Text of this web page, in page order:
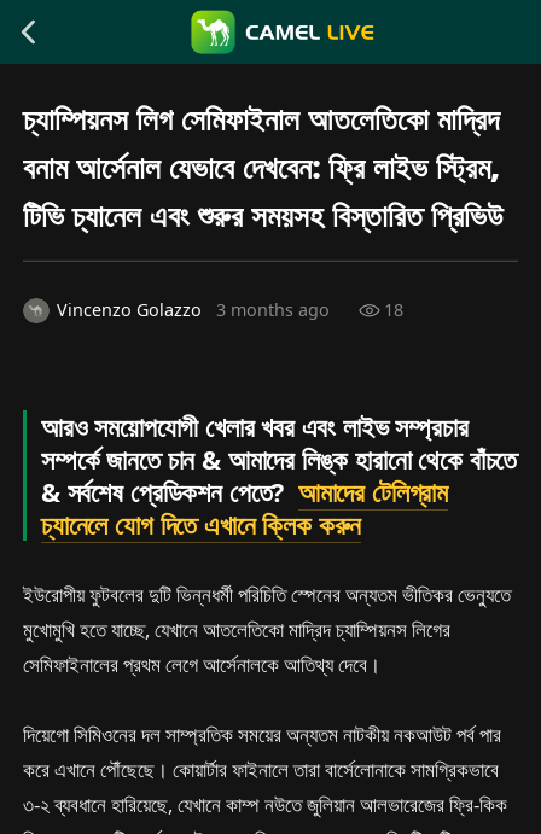
চ্যাম্পিয়নস লিগ সেমিফাইনাল আতলেতিকো মাদ্রিদ
বনাম আর্সেনাল যেভাবে দেখবেন: ফ্রি লাইভ স্ট্রিম,
টিভি চ্যানেল এবং শুরুর সময়সহ বিস্তারিত প্রিভিউ
Vincenzo Golazzo 3 months ago 18
আরও সময়োপযোগী খেলার খবর এবং লাইভ সম্প্রচার
সম্পর্কে জানতে চান & আমাদের লিঙ্ক হারানো থেকে বাঁচতে
& সর্বশেষ প্রেডিকশন পেতে? আমাদের টেলিগ্রাম
চ্যানেলে যোগ দিতে এখানে ক্লিক করুন
ইউরোপীয় ফুটবলের দুটি ভিন্নধর্মী পরিচিতি স্পেনের অন্যতম ভীতিকর ভেন্যুতে
মুখোমুখি হতে যাচ্ছে, যেখানে আতলেতিকো মাদ্রিদ চ্যাম্পিয়নস লিগের
সেমিফাইনালের প্রথম লেগে আর্সেনালকে আতিথ্য দেবে।
দিয়েগো সিমিওনের দল সাম্প্রতিক সময়ের অন্যতম নাটকীয় নকআউট পর্ব পার
করে এখানে পৌঁছেছে। কোয়ার্টার ফাইনালে তারা বার্সেলোনাকে সামগ্রিকভাবে
৩-২ ব্যবধানে হারিয়েছে, যেখানে কাম্প নউতে জুলিয়ান আলভারেজের ফ্রি-কিক